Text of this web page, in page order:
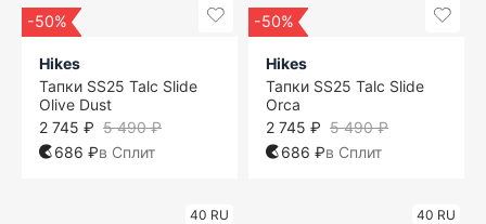
-50%
Hikes
Тапки SS25 Talc Slide
Olive Dust
5 490 ₽
2 745 ₽
686 ₽в Сплит
-50%
Hikes
Тапки SS25 Talc Slide
Orca
5 490 ₽
2 745 ₽
686 ₽в Сплит
40 RU
40 RU